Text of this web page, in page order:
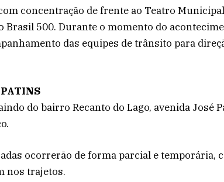
concentração de frente ao Teatro
Brasil 500. Durante o momento do
das equipes de trânsito para
do bairro Recanto do Lago, avenida José
ocorrerão de forma parcial e temporária,
nos trajetos.